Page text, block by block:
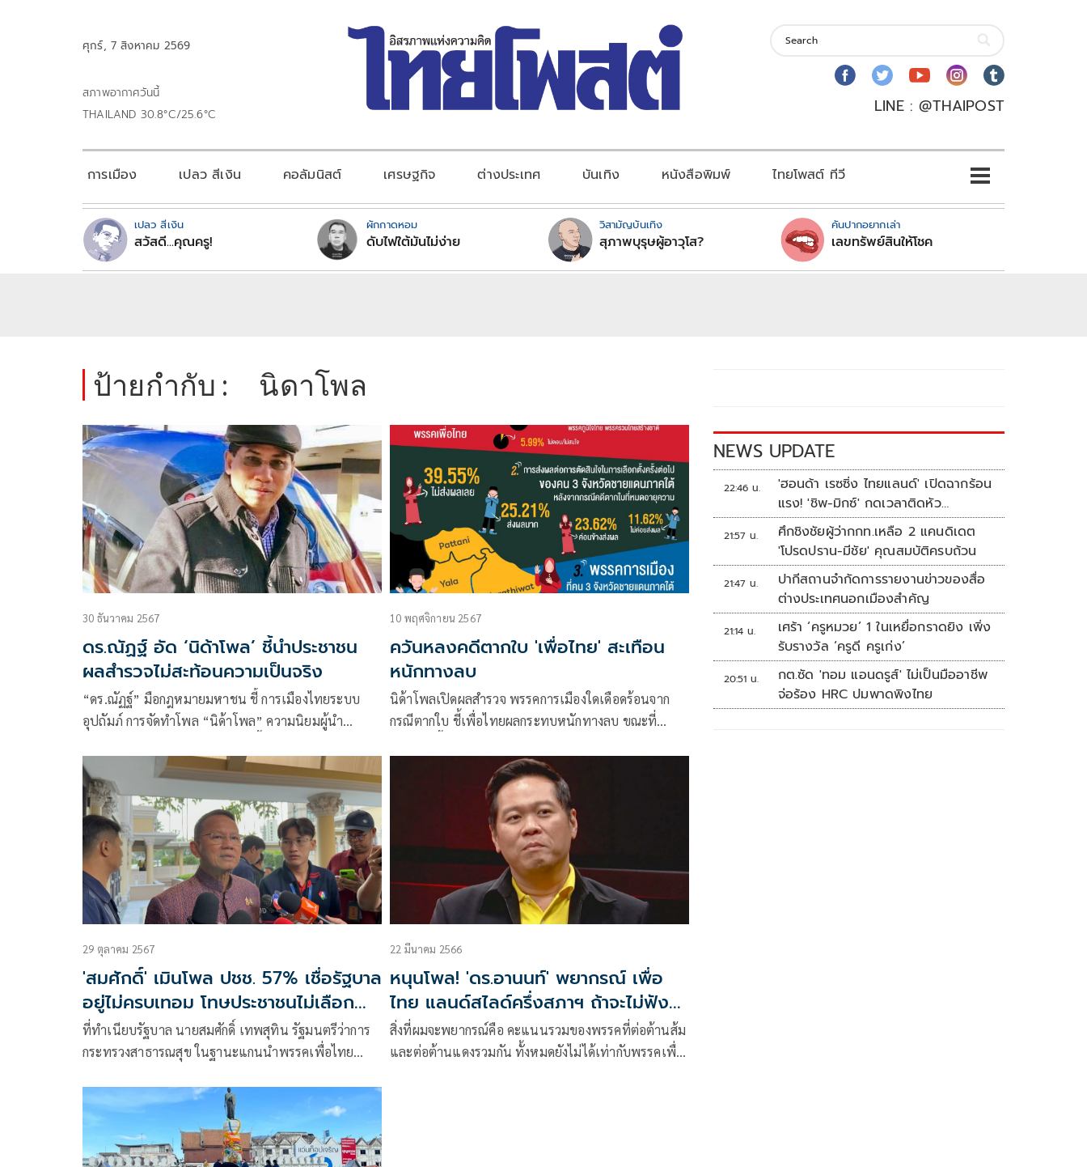
ศุกร์, 7 สิงหาคม 2569
สภาพอากาศวันนี้
THAILAND 30.8°C/25.6°C
LINE : @THAIPOST
การเมือง เปลว สีเงิน คอลัมนิสต์ เศรษฐกิจ ต่างประเทศ บันเทิง หนังสือพิมพ์ ไทยโพสต์ ทีวี
เปลว สีเงิน
สวัสดี...คุณครู!
ผักกาดหอม
ดับไฟใต้มันไม่ง่าย
วิสามัญบันเทิง
สุภาพบุรุษผู้อาวุโส?
คันปากอยากเล่า
เลขทรัพย์สินให้โชค
ป้ายกำกับ : นิดาโพล
30 ธันวาคม 2567
ดร.ณัฏฐ์ อัด ‘นิด้าโพล’ ชี้นำประชาชน
ผลสำรวจไม่สะท้อนความเป็นจริง
“ดร.ณัฏฐ์” มือกฎหมายมหาชน ชี้ การเมืองไทยระบบ
อุปถัมภ์ การจัดทำโพล “นิด้าโพล” ความนิยมผู้นำ
สะท้อนความเป็นจริง
10 พฤศจิกายน 2567
ควันหลงคดีตากใบ 'เพื่อไทย' สะเทือน
หนักทางลบ
นิด้าโพลเปิดผลสำรวจ พรรคการเมืองใดเดือดร้อนจาก
กรณีตากใบ ชี้เพื่อไทยผลกระทบหนักทางลบ ขณะที่
29 ตุลาคม 2567
'สมศักดิ์'​ เมิน​โพล​ ปชช.​ 57% เชื่อรัฐบาล
อยู่ไม่ครบเทอม โทษประชาชนไม่เลือก
เพื่อไทยครึ่งสภา
ที่ทำเนียบรัฐบาล นายสมศักดิ์ เทพสุทิน รัฐมนตรีว่าการ
กระทรวงสาธารณสุข ในฐานะแกนนำพรรคเพื่อไทย
22 มีนาคม 2566
หนุนโพล! 'ดร.อานนท์' พยากรณ์ เพื่อ
ไทย แลนด์สไลด์ครึ่งสภาฯ ถ้าจะไม่ฟัง
กันก็ไม่เป็นไร
สิ่งที่ผมจะพยากรณ์คือ คะแนนรวมของพรรคที่ต่อต้านส้ม
และต่อต้านแดงรวมกัน ทั้งหมดยังไม่ได้เท่ากับพรรคเพื่อ
NEWS UPDATE
22:46 น.
'ฮอนด้า เรซซิ่ง ไทยแลนด์' เปิดฉากร้อน
แรง! 'ชิพ-มิกซ์' กดเวลาติดหัว
แถว ARRC สนาม 4 ที่มัลดาลิกา
21:57 น.
ศึกชิงชัยผู้ว่ากกท.เหลือ 2 แคนดิเดต
'โปรดปราน-มีชัย' คุณสมบัติครบถ้วน
21:47 น.
ปากีสถานจำกัดการรายงานข่าวของสื่อ
ต่างประเทศนอกเมืองสำคัญ
21:14 น.
เศร้า ‘ครูหมวย’ 1 ในเหยื่อกราดยิง เพิ่ง
รับรางวัล ‘ครูดี ครูเก่ง’
20:51 น.
กต.ซัด 'ทอม แอนดรูส์' ไม่เป็นมืออาชีพ
จ่อร้อง HRC ปมพาดพิงไทย